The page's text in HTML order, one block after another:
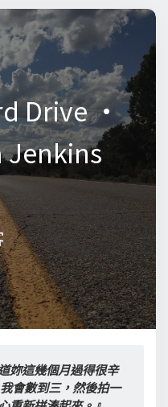
Drive •
Jenkins
Drive •
Jenkins
妳這幾個月過得很辛
會數到三，然後拍一